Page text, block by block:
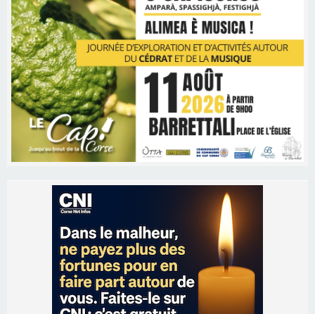
Les brèves
09/08/2026 11:04
Festa di l’Associi Curtinesi le 13 septembre
06/08/2026 15:57
Ucciani – Marché des producteurs à Cruculi le